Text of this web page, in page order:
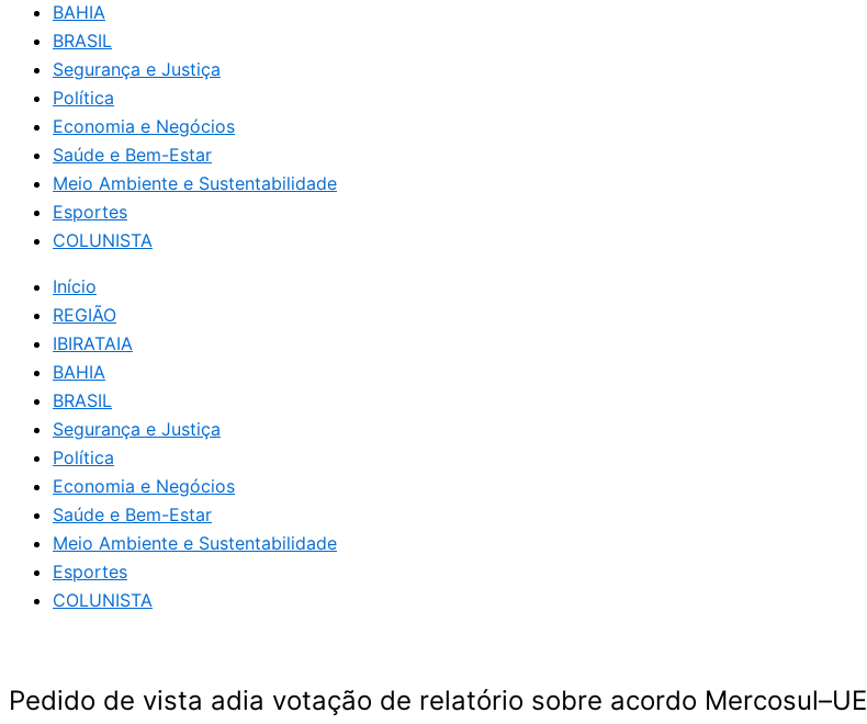
BAHIA
BRASIL
Segurança e Justiça
Política
Economia e Negócios
Saúde e Bem-Estar
Meio Ambiente e Sustentabilidade
Esportes
COLUNISTA
Início
REGIÃO
IBIRATAIA
BAHIA
BRASIL
Segurança e Justiça
Política
Economia e Negócios
Saúde e Bem-Estar
Meio Ambiente e Sustentabilidade
Esportes
COLUNISTA
Pedido de vista adia votação de relatório sobre acordo Mercosul–UE